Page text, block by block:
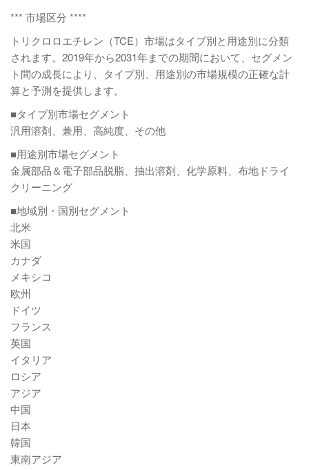
*** 市場区分 ****
トリクロロエチレン（TCE）市場はタイプ別と用途別に分類
されます。2019年から2031年までの期間において、セグメン
ト間の成長により、タイプ別、用途別の市場規模の正確な計
算と予測を提供します。
■タイプ別市場セグメント
汎用溶剤、兼用、高純度、その他
■用途別市場セグメント
金属部品＆電子部品脱脂、抽出溶剤、化学原料、布地ドライ
クリーニング
■地域別・国別セグメント
北米
米国
カナダ
メキシコ
欧州
ドイツ
フランス
英国
イタリア
ロシア
アジア
中国
日本
韓国
東南アジア